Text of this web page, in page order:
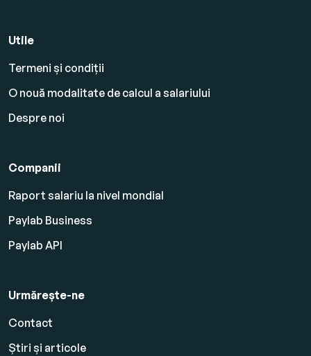
Utile
Termeni și condiții
O nouă modalitate de calcul a salariului
Despre noi
Companii
Raport salariu la nivel mondial
Paylab Business
Paylab API
Urmărește-ne
Contact
Știri și articole